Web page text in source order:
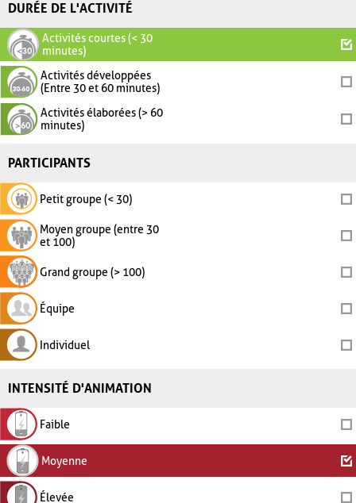
DURÉE DE L'ACTIVITÉ
Activités courtes (< 30
minutes)
Activités développées
(Entre 30 et 60 minutes)
Activités élaborées (> 60
minutes)
PARTICIPANTS
Petit groupe (< 30)
Moyen groupe (entre 30
et 100)
Grand groupe (> 100)
Équipe
Individuel
INTENSITÉ D'ANIMATION
Faible
Moyenne
Élevée